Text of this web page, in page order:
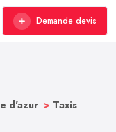
Demande devis
d'azur > Taxis